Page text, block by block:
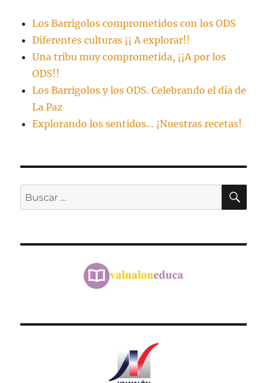
Los Barrigolos comprometidos con los ODS
Diferentes culturas ¡¡ A explorar!!
Una tribu muy comprometida, ¡¡A por los
ODS!!
Los Barrigolos y los ODS. Celebrando el día de
La Paz
Explorando los sentidos… ¡Nuestras recetas!
Buscar
por: